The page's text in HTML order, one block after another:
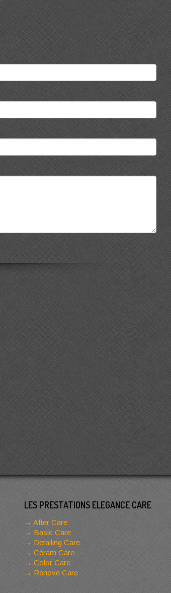
LES PRESTATIONS ELEGANCE CARE
After Care
Basic Care
Detailing Care
Céram Care
Color Care
Renove Care